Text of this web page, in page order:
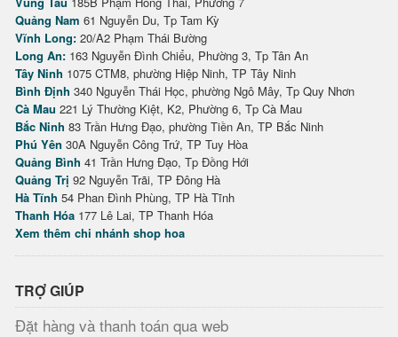
Quảng Nam 61 Nguyễn Du, Tp Tam Kỳ
Vĩnh Long: 20/A2 Phạm Thái Bường
Long An: 163 Nguyễn Đình Chiểu, Phường 3, Tp Tân An
Tây Ninh 1075 CTM8, phường Hiệp Ninh, TP Tây Ninh
Bình Định 340 Nguyễn Thái Học, phường Ngô Mây, Tp Quy Nhơn
Cà Mau 221 Lý Thường Kiệt, K2, Phường 6, Tp Cà Mau
Bắc Ninh 83 Trần Hưng Đạo, phường Tiền An, TP Bắc Ninh
Phú Yên 30A Nguyễn Công Trứ, TP Tuy Hòa
Quảng Bình 41 Trần Hưng Đạo, Tp Đồng Hới
Quảng Trị 92 Nguyễn Trãi, TP Đông Hà
Hà Tĩnh 54 Phan Đình Phùng, TP Hà Tĩnh
Thanh Hóa 177 Lê Lai, TP Thanh Hóa
Xem thêm chi nhánh shop hoa
TRỢ GIÚP
Đặt hàng và thanh toán qua web